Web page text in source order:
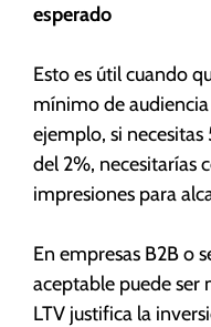
esperado
Esto es útil cuando
mínimo de
ejemplo, si
del 2%,
impresiones para
En empresas B2B o
aceptable puede ser
LTV justifica la